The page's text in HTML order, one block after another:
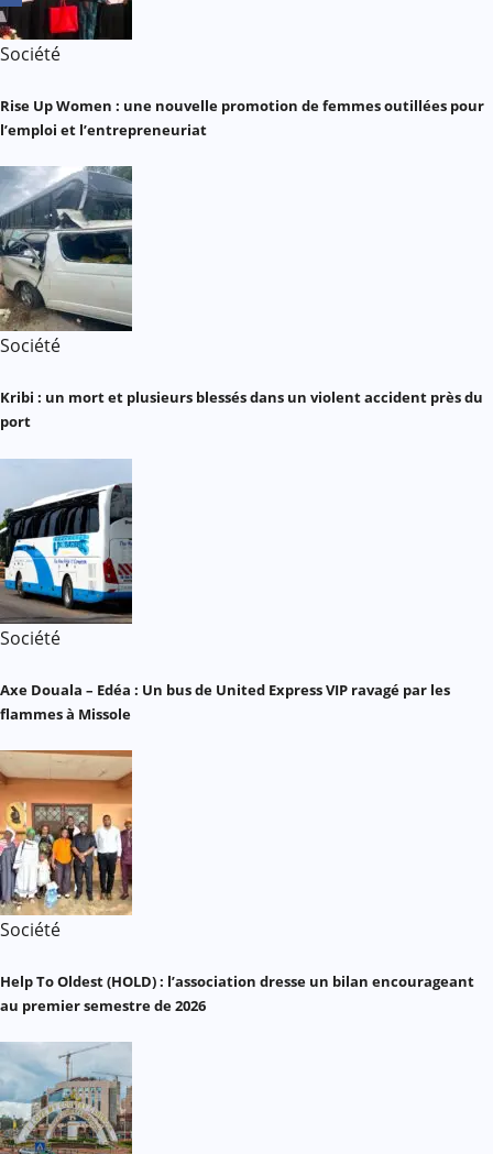
Société
Rise Up Women : une nouvelle promotion de femmes outillées pour
l’emploi et l’entrepreneuriat
Société
Kribi : un mort et plusieurs blessés dans un violent accident près du
port
Société
Axe Douala – Edéa : Un bus de United Express VIP ravagé par les
flammes à Missole
Société
Help To Oldest (HOLD) : l’association dresse un bilan encourageant
au premier semestre de 2026